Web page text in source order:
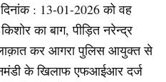
दिनांक : 13-01-2026 को वह
का बाग, पीड़ित नरेन्द्र
कर आगरा पुलिस आयुक्त से
के खिलाफ एफआईआर दर्ज